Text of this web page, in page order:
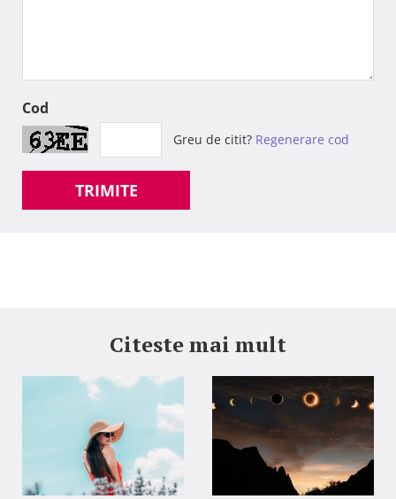
Cod
Greu de citit? Regenerare cod
TRIMITE
Citeste mai mult